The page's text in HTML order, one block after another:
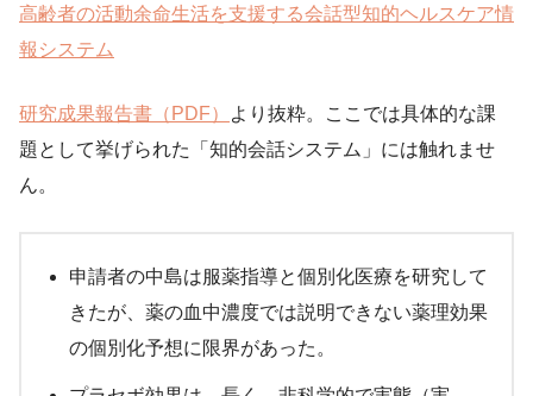
高齢者の活動余命生活を支援する会話型知的ヘルスケア情
報システム
研究成果報告書（PDF）
より抜粋。ここでは具体的な課
題として挙げられた「知的会話システム」には触れませ
ん。
申請者の中島は服薬指導と個別化医療を研究して
きたが、薬の血中濃度では説明できない薬理効果
の個別化予想に限界があった。